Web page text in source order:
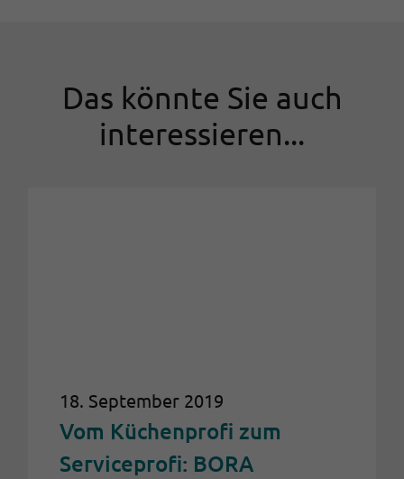
Das könnte Sie auch
interessieren...
Manchmal muss man die Dinge auf
den Kopf stellen, um eine brillante
Idee zu entwickeln. So wie der